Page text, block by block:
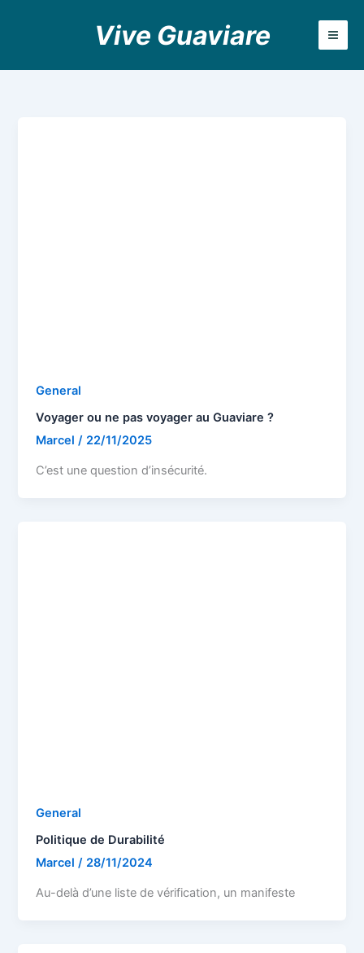
Vive Guaviare
General
Voyager ou ne pas voyager au Guaviare ?
Marcel / 22/11/2025
C’est une question d’insécurité.
General
Politique de Durabilité
Marcel/ 28/11/2024
Au-delà d’une liste de vérification, un manifeste